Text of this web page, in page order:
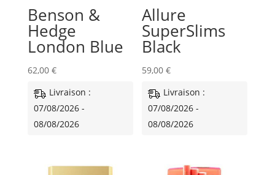
Benson &
Hedge
London Blue
62,00 €
Livraison :
07/08/2026 -
08/08/2026
Allure
SuperSlims
Black
59,00€
Livraison :
07/08/2026 -
08/08/2026